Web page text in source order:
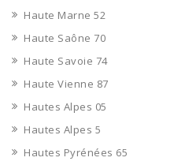
Haute Marne 52
Haute Saône 70
Haute Savoie 74
Haute Vienne 87
Hautes Alpes 05
Hautes Alpes 5
Hautes Pyrénées 65